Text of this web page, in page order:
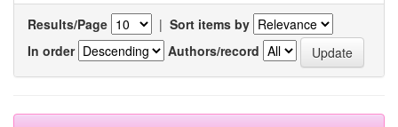
Results/Page | Sort items by
In order
Authors/record